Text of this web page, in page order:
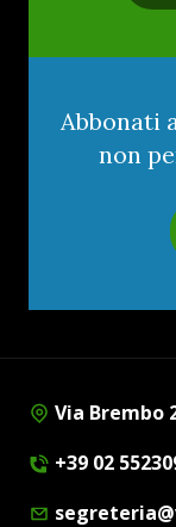
Abbonati
non
Via Brembo
+39 02